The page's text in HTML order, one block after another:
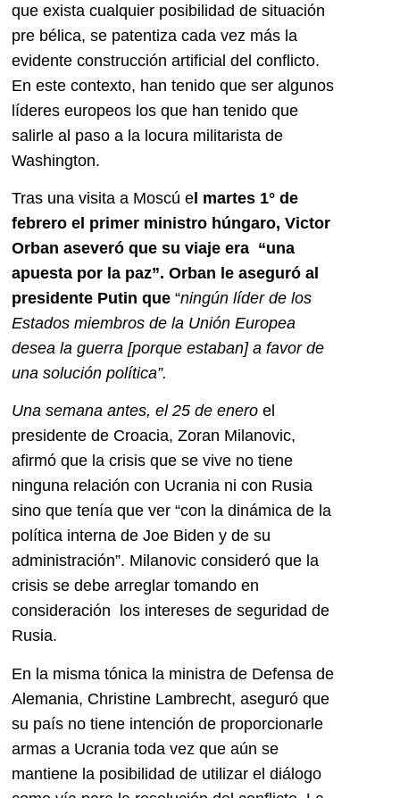
que exista cualquier posibilidad de situación
pre bélica, se patentiza cada vez más la
evidente construcción artificial del conflicto.
En este contexto, han tenido que ser algunos
líderes europeos los que han tenido que
salirle al paso a la locura militarista de
Washington.
Tras una visita a Moscú el martes 1° de
febrero el primer ministro húngaro, Victor
Orban aseveró que su viaje era “una
apuesta por la paz”. Orban le aseguró al
presidente Putin que “ningún líder de los
Estados miembros de la Unión Europea
desea la guerra [porque estaban] a favor de
una solución política”.
Una semana antes, el 25 de enero el
presidente de Croacia, Zoran Milanovic,
afirmó que la crisis que se vive no tiene
ninguna relación con Ucrania ni con Rusia
sino que tenía que ver “con la dinámica de la
política interna de Joe Biden y de su
administración”. Milanovic consideró que la
crisis se debe arreglar tomando en
consideración los intereses de seguridad de
Rusia.
En la misma tónica la ministra de Defensa de
Alemania, Christine Lambrecht, aseguró que
su país no tiene intención de proporcionarle
armas a Ucrania toda vez que aún se
mantiene la posibilidad de utilizar el diálogo